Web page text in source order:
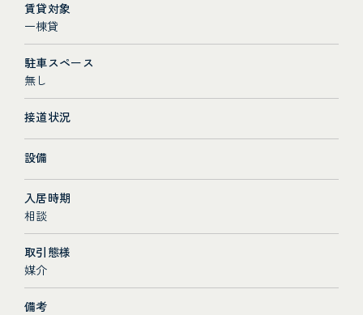
賃貸対象
一棟貸
駐車スペース
無し
接道状況
設備
入居時期
相談
取引態様
媒介
備考